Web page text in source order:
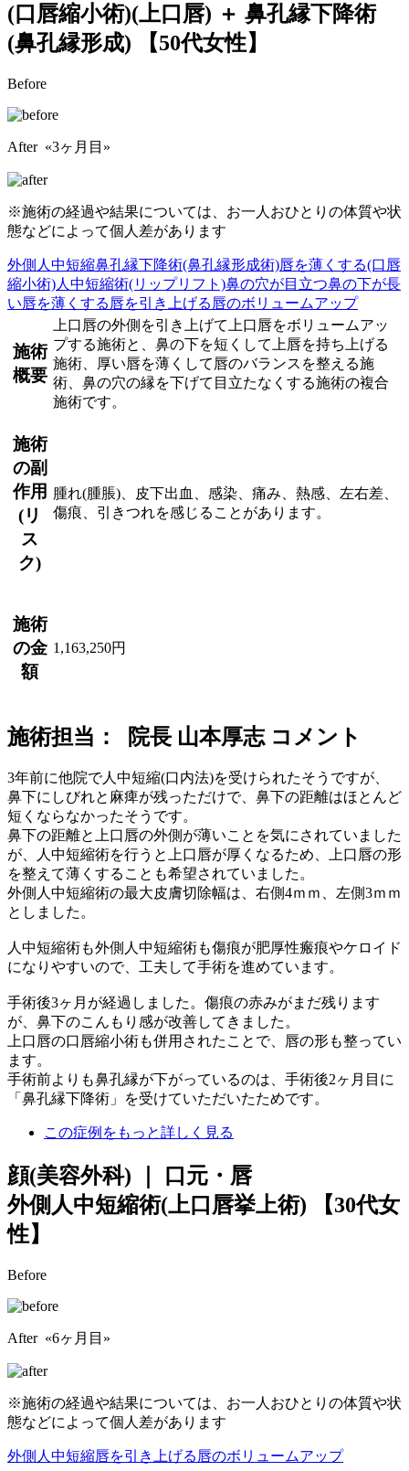
(口唇縮小術)(上口唇) ＋ 鼻孔縁下降術
(鼻孔縁形成)
【50代女性】
Before
After «3ヶ月目»
※施術の経過や結果については、お一人おひとりの体質や状
態などによって個人差があります
外側人中短縮鼻孔縁下降術(鼻孔縁形成術)唇を薄くする(口唇
縮小術)人中短縮術(リップリフト)鼻の穴が目立つ鼻の下が長
い唇を薄くする 唇を引き上げる 唇のボリュームアップ
施術
概要
上口唇の外側を引き上げて上口唇をボリュームアッ
プする施術と、鼻の下を短くして上唇を持ち上げる
施術、厚い唇を薄くして唇のバランスを整える施
術、鼻の穴の縁を下げて目立たなくする施術の複合
施術です。
施術
の副
作用
(リ
ス
ク)
腫れ(腫脹)、皮下出血、感染、痛み、熱感、左右差、
傷痕、引きつれを感じることがあります。
施術
の金
額
1,163,250円
施術担当： 院長 山本厚志 コメント
3年前に他院で人中短縮(口内法)を受けられたそうですが、
鼻下にしびれと麻痺が残っただけで、鼻下の距離はほとんど
短くならなかったそうです。
鼻下の距離と上口唇の外側が薄いことを気にされていました
が、人中短縮術を行うと上口唇が厚くなるため、上口唇の形
を整えて薄くすることも希望されていました。
外側人中短縮術の最大皮膚切除幅は、右側4ｍｍ、左側3ｍｍ
としました。
人中短縮術も外側人中短縮術も傷痕が肥厚性瘢痕やケロイド
になりやすいので、工夫して手術を進めています。
手術後3ヶ月が経過しました。傷痕の赤みがまだ残ります
が、鼻下のこんもり感が改善してきました。
上口唇の口唇縮小術も併用されたことで、唇の形も整ってい
ます。
手術前よりも鼻孔縁が下がっているのは、手術後2ヶ月目に
「鼻孔縁下降術」を受けていただいたためです。
この症例をもっと詳しく見る
顔(美容外科) ｜ 口元・唇
外側人中短縮術(上口唇挙上術)
【30代女
性】
Before
After «6ヶ月目»
※施術の経過や結果については、お一人おひとりの体質や状
態などによって個人差があります
外側人中短縮唇を引き上げる 唇のボリュームアップ